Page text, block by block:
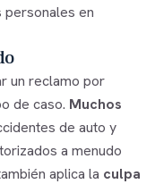
personales en
un reclamo por
de caso. Muchos
de auto y
a menudo
aplica la culpa